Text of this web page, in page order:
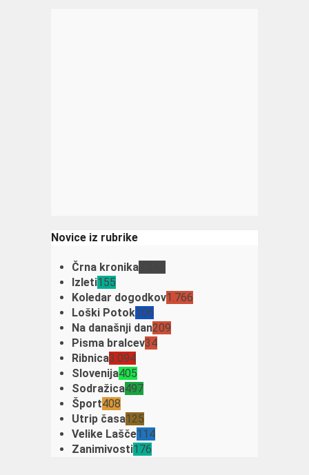
Novice iz rubrike
Črna kronika
Izleti155
Koledar dogodkov1.766
Loški Potok106
Na današnji dan209
Pisma bralcev34
Ribnica3.094
Slovenija405
Sodražica497
Šport408
Utrip časa125
Velike Lašče114
Zanimivosti176